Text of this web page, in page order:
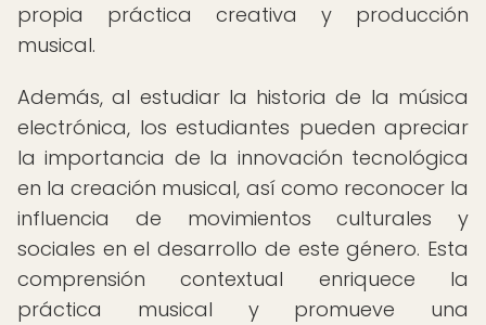
propia práctica creativa y producción
musical.
Además, al estudiar la historia de la música
electrónica, los estudiantes pueden apreciar
la importancia de la innovación tecnológica
en la creación musical, así como reconocer la
influencia de movimientos culturales y
sociales en el desarrollo de este género. Esta
comprensión contextual enriquece la
práctica musical y promueve una